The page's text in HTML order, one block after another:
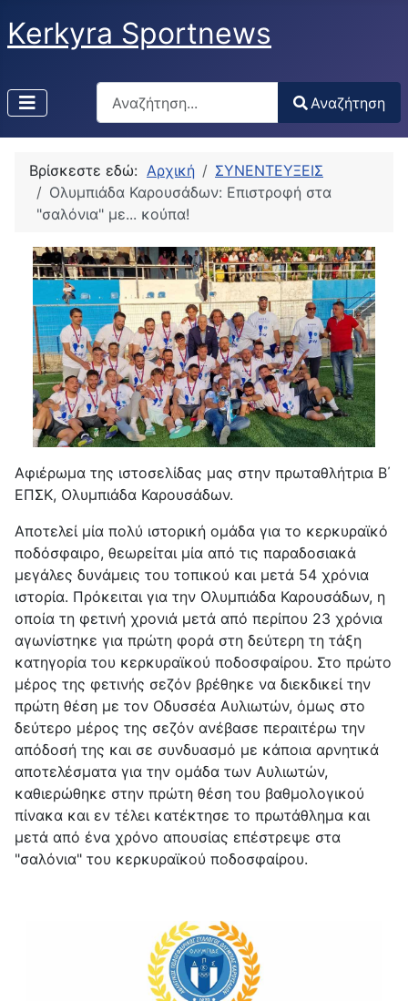
Kerkyra Sportnews
Αναζήτηση
Type 2 or more characters for results.
Αναζήτηση
Βρίσκεστε εδώ: Αρχική
ΣΥΝΕΝΤΕΥΞΕΙΣ
Ολυμπιάδα Καρουσάδων: Επιστροφή στα
"σαλόνια" με... κούπα!
Αφιέρωμα της ιστοσελίδας μας στην πρωταθλήτρια Β΄
ΕΠΣΚ, Ολυμπιάδα Καρουσάδων.
Αποτελεί μία πολύ ιστορική ομάδα για το κερκυραϊκό
ποδόσφαιρο, θεωρείται μία από τις παραδοσιακά
μεγάλες δυνάμεις του τοπικού και μετά 54 χρόνια
ιστορία. Πρόκειται για την Ολυμπιάδα Καρουσάδων, η
οποία τη φετινή χρονιά μετά από περίπου 23 χρόνια
αγωνίστηκε για πρώτη φορά στη δεύτερη τη τάξη
κατηγορία του κερκυραϊκού ποδοσφαίρου. Στο πρώτο
μέρος της φετινής σεζόν βρέθηκε να διεκδικεί την
πρώτη θέση με τον Οδυσσέα Αυλιωτών, όμως στο
δεύτερο μέρος της σεζόν ανέβασε περαιτέρω την
απόδοσή της και σε συνδυασμό με κάποια αρνητικά
αποτελέσματα για την ομάδα των Αυλιωτών,
καθιερώθηκε στην πρώτη θέση του βαθμολογικού
πίνακα και εν τέλει κατέκτησε το πρωτάθλημα και
μετά από ένα χρόνο απουσίας επέστρεψε στα
"σαλόνια" του κερκυραϊκού ποδοσφαίρου.